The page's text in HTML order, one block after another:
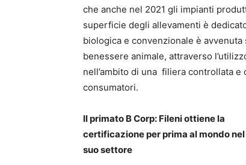
che anche nel 2021 gli impianti
superficie degli allevamenti è
biologica e convenzionale è
benessere animale, attraverso
nell’ambito di una filiera controllata
consumatori.
Il primato B Corp: Fileni ottiene la
certificazione per prima al mondo nel
suo settore